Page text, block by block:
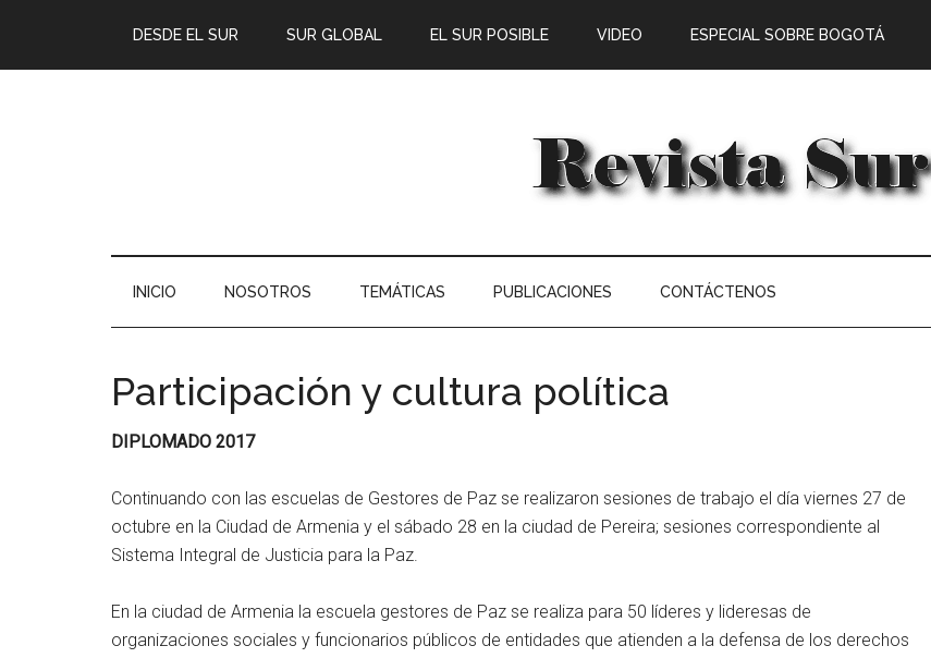
DESDE EL SUR SUR GLOBAL EL SUR POSIBLE VIDEO ESPECIAL SOBRE BOGOTÁ
INICIO NOSOTROS TEMÁTICAS PUBLICACIONES CONTÁCTENOS
Participación y cultura política
DIPLOMADO 2017
Continuando con las escuelas de Gestores de Paz se realizaron sesiones de trabajo el día viernes 27 de
octubre en la Ciudad de Armenia y el sábado 28 en la ciudad de Pereira; sesiones correspondiente al
Sistema Integral de Justicia para la Paz.
En la ciudad de Armenia la escuela gestores de Paz se realiza para 50 líderes y lideresas de
organizaciones sociales y funcionarios públicos de entidades que atienden a la defensa de los derechos